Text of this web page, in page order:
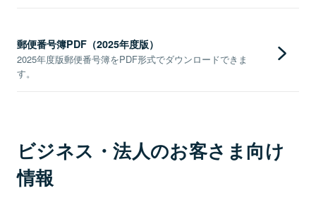
郵便番号簿PDF（2025年度版）
2025年度版郵便番号簿をPDF形式でダウンロードできま
す。
ビジネス・法人のお客さま向け
情報